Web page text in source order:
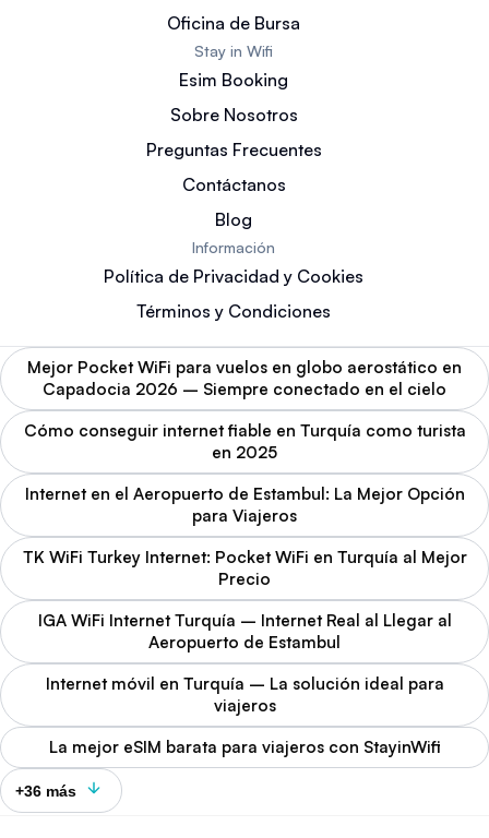
Oficina de Bursa
Stay in Wifi
Esim Booking
Sobre Nosotros
Preguntas Frecuentes
Contáctanos
Blog
Información
Política de Privacidad y Cookies
Términos y Condiciones
Mejor Pocket WiFi para vuelos en globo aerostático en
Capadocia 2026 – Siempre conectado en el cielo
Cómo conseguir internet fiable en Turquía como turista
en 2025
Internet en el Aeropuerto de Estambul: La Mejor Opción
para Viajeros
TK WiFi Turkey Internet: Pocket WiFi en Turquía al Mejor
Precio
IGA WiFi Internet Turquía – Internet Real al Llegar al
Aeropuerto de Estambul
Internet móvil en Turquía – La solución ideal para
viajeros
La mejor eSIM barata para viajeros con StayinWifi
+36 más